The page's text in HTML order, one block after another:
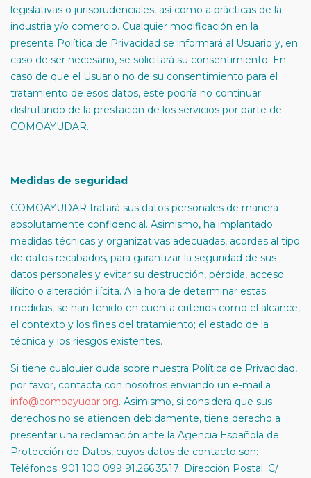
legislativas o jurisprudenciales, así como a prácticas de la
industria y/o comercio. Cualquier modificación en la
presente Política de Privacidad se informará al Usuario y, en
caso de ser necesario, se solicitará su consentimiento. En
caso de que el Usuario no de su consentimiento para el
tratamiento de esos datos, este podría no continuar
disfrutando de la prestación de los servicios por parte de
COMOAYUDAR.
Medidas de seguridad
COMOAYUDAR tratará sus datos personales de manera
absolutamente confidencial. Asimismo, ha implantado
medidas técnicas y organizativas adecuadas, acordes al tipo
de datos recabados, para garantizar la seguridad de sus
datos personales y evitar su destrucción, pérdida, acceso
ilícito o alteración ilícita. A la hora de determinar estas
medidas, se han tenido en cuenta criterios como el alcance,
el contexto y los fines del tratamiento; el estado de la
técnica y los riesgos existentes.
Si tiene cualquier duda sobre nuestra Política de Privacidad,
por favor, contacta con nosotros enviando un e-mail a
info@comoayudar.org. Asimismo, si considera que sus
derechos no se atienden debidamente, tiene derecho a
presentar una reclamación ante la Agencia Española de
Protección de Datos, cuyos datos de contacto son:
Teléfonos: 901 100 099 91.266.35.17; Dirección Postal: C/